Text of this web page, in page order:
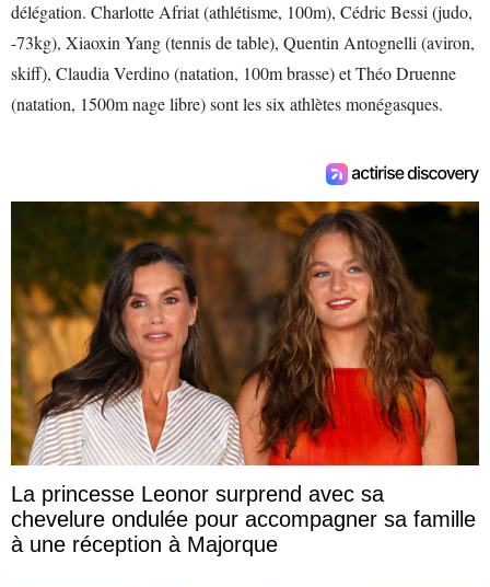
délégation. Charlotte Afriat (athlétisme, 100m), Cédric Bessi (judo,
-73kg), Xiaoxin Yang (tennis de table), Quentin Antognelli (aviron,
skiff), Claudia Verdino (natation, 100m brasse) et Théo Druenne
(natation, 1500m nage libre) sont les six athlètes monégasques.
La princesse Leonor surprend avec sa
chevelure ondulée pour accompagner sa famille
à une réception à Majorque